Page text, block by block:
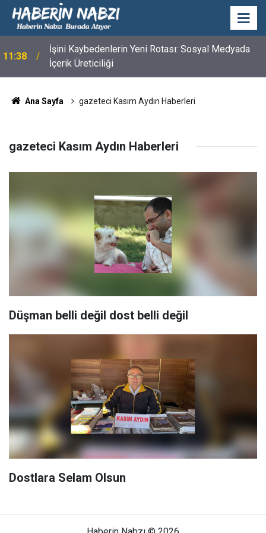
11:38
İşini Kaybedenlerin Yeni Rotası: Sosyal Medyada
İçerik Üreticiliği
Ana Sayfa gazeteci Kasım Aydın Haberleri
gazeteci Kasım Aydın Haberleri
Düşman belli değil dost belli değil
Dostlara Selam Olsun